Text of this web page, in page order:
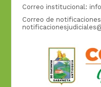
Correo institucional:
Correo de